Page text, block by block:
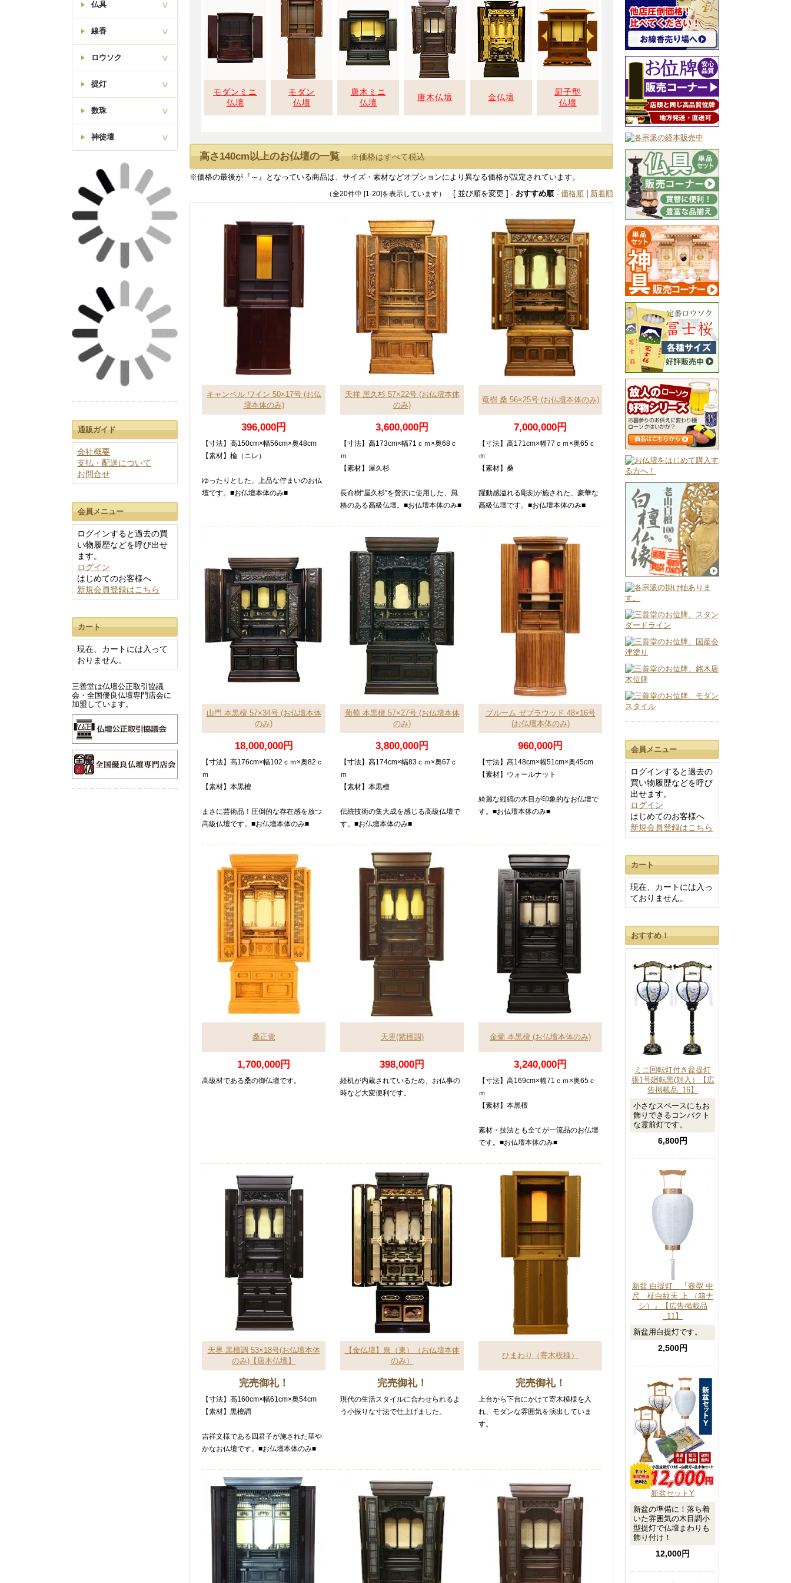
モダンミニ
仏壇
モダン
仏壇
唐木ミニ
仏壇
唐木仏壇 金仏壇
厨子型
仏壇
高さ140cm以上のお仏壇の一覧※価格はすべて税込
※価格の最後が『～』となっている商品は、サイズ・素材などオプションにより異なる価格が設定されています。
（全20件中 [1-20]を表示しています） [ 並び順を変更 ] - おすすめ順- 価格順 新着順
キャンベル ワイン 50×17号 (お仏
壇本体のみ)
396,000円
【寸法】高150cm×幅56cm×奥48cm
【素材】楡（ニレ）
ゆったりとした、上品な佇まいのお仏
壇です。■お仏壇本体のみ■
天祥 屋久杉 57×22号 (お仏壇本体
のみ)
3,600,000円
【寸法】高173cm×幅71ｃｍ×奥68ｃ
ｍ
【素材】屋久杉
長命樹“屋久杉”を贅沢に使用した、風
格のある高級仏壇。■お仏壇本体のみ■
竜樹 桑 56×25号 (お仏壇本体のみ)
7,000,000円
【寸法】高171cm×幅77ｃｍ×奥65ｃ
ｍ
【素材】桑
躍動感溢れる彫刻が施された、豪華な
高級仏壇です。■お仏壇本体のみ■
山門 本黒檀 57×34号 (お仏壇本体
のみ)
18,000,000円
【寸法】高176cm×幅102ｃｍ×奥82ｃ
ｍ
【素材】本黒檀
まさに芸術品！圧倒的な存在感を放つ
高級仏壇です。■お仏壇本体のみ■
葡萄 本黒檀 57×27号 (お仏壇本体
のみ)
3,800,000円
【寸法】高174cm×幅83ｃｍ×奥67ｃ
ｍ
【素材】本黒檀
伝統技術の集大成を感じる高級仏壇で
す。■お仏壇本体のみ■
ブルーム ゼブラウッド 48×16号
(お仏壇本体のみ)
960,000円
【寸法】高148cm×幅51cm×奥45cm
【素材】ウォールナット
綺麗な縦縞の木目が印象的なお仏壇で
す。■お仏壇本体のみ■
桑正覚
1,700,000円
高級材である桑の御仏壇です。
天界(紫檀調)
398,000円
経机が内蔵されているため、お仏事の
時など大変便利です。
金蘭 本黒檀 (お仏壇本体のみ)
3,240,000円
【寸法】高169cm×幅71ｃｍ×奥65ｃ
ｍ
【素材】本黒檀
素材・技法とも全てが一流品のお仏壇
です。■お仏壇本体のみ■
天界 黒檀調 53×18号(お仏壇本体
のみ)【唐木仏壇】
完売御礼！
【寸法】高160cm×幅61cm×奥54cm
【素材】黒檀調
吉祥文様である四君子が施された華や
かなお仏壇です。■お仏壇本体のみ■
【金仏壇】泉（東）（お仏壇本体
のみ）
完売御礼！
現代の生活スタイルに合わせられるよ
う小振りな寸法で仕上げました。
ひまわり（寄木模様）
完売御礼！
上台から下台にかけて寄木模様を入
れ、モダンな雰囲気を演出していま
す。
会員メニュー
ログインすると過去の
買い物履歴などを呼び
出せます。
ログイン
はじめてのお客様へ
新規会員登録はこちら
カート
現在、カートには入っ
ておりません。
おすすめ！
ミニ回転灯付き盆提灯
張1号廻転黒(対入）【広
告掲載品_16】
小さなスペースにもお
飾りできるコンパクト
な霊前灯です。
6,800円
新盆 白提灯 『壺型 中
尺 柾白紋天 上 （箱ナ
シ）』【広告掲載品
_11】
新盆用白提灯です。
2,500円
新盆セットY
新盆の準備に！落ち着
いた雰囲気の木目調小
型提灯で仏壇まわりも
飾り付け！
12,000円
会津位牌
葵型位牌
猫丸型位牌
呂門型位牌
モダン位牌
三善堂スタンダード
極上の逸品
モダンスタイル
個性的なデザイン
銘木唐木位牌
上品な木目
西立弥陀如来像
浄土真宗
天台宗
浄土宗・時宗
日蓮上人像
モダンミニ仏壇
唐木仏壇(台付)
厨子型仏壇
90万以上
50～90万円
30～50万円
20～30万円
10～20万円
10万円未満
40cm未満
40～50cm
50～60cm
60cm以上
60cm未満
60～100cm
100～140cm
140cm以上
ワインレッド系
ブラック系
ブラウン系
ナチュラル系
ダークブラウン系
ホワイト系
仏具
火立・花立・香炉
灰ならし・ローソク消
湯呑椀・仏飯器
高月・霊供膳
リン布団・リン台
敷
経机・敷物
経本
家具調仏具セット
従来型仏具セット
線香
オリジナル
梅栄堂
松栄堂
薫寿堂
玉初堂
奥野清明堂
大発
尚林堂
孔官堂
香炉灰
ロウソク
従来ロウソク
故人の好物シリーズ
提灯
廻転行灯
行灯
吊り提灯
霊前灯・創作提灯
住吉
白提灯
数珠
男性用
神徒壇
神徒壇
神具
通販ガイド
会社概要
支払・配送について
お問合せ
会員メニュー
ログインすると過去の買
い物履歴などを呼び出せ
ます。
ログイン
はじめてのお客様へ
新規会員登録はこちら
カート
現在、カートには入って
おりません。
三善堂は仏壇公正取引協議
会・全国優良仏壇専門店会に
加盟しています。